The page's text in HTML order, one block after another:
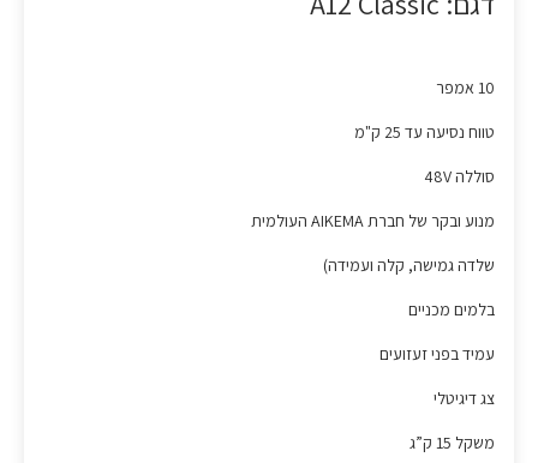
10 אמפר
טווח נסיעה עד 25 ק"מ
סוללה 48V
מנוע ובקר של חברת AIKEMA העולמית
שלדה גמישה, קלה ועמידה)
בלמים מכניים
עמיד בפני זעזועים
צג דיגיטלי
משקל 15 ק”ג